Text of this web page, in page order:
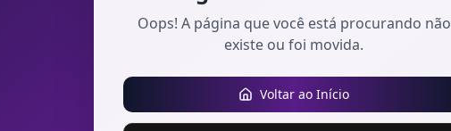
Oops! A página que você está procurando não
existe ou foi movida.
Voltar ao Início